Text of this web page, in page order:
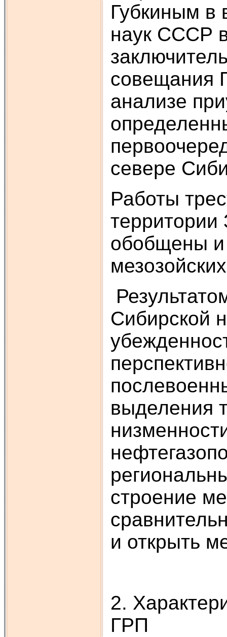
Губкиным в
наук СССР
совещания
анализе
севере
Работы
обобщены и
Сибирской
выделения
строение
и открыть
2.
ГРП